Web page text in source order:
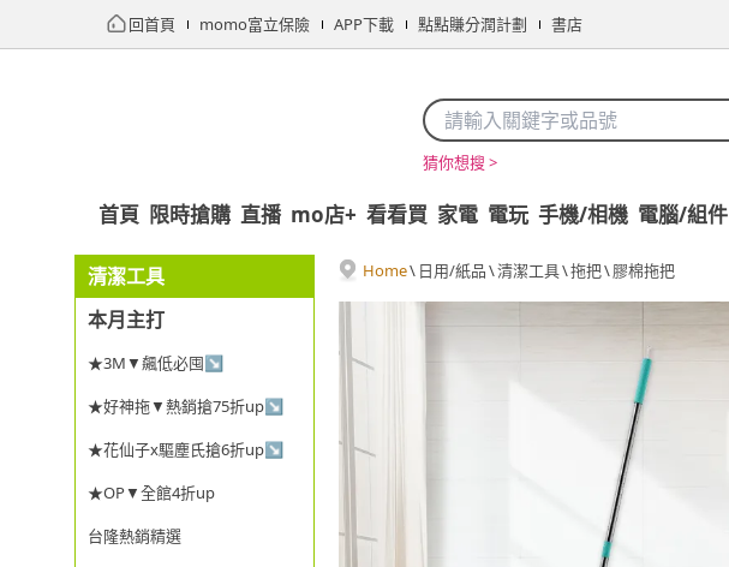
回首頁 momo富立保險 APP下載 點點賺分潤計劃 書店
猜你想搜 >
首頁 限時搶購 直播 mo店+ 看看買 家電 電玩 手機/相機 電腦/組件
清潔工具
本月主打
★3M▼飆低必囤↘
★好神拖▼熱銷搶75折up↘
★花仙子x驅塵氏搶6折up↘
★OP▼全館4折up
台隆熱銷精選
Home\ 日用/紙品\清潔工具\拖把\膠棉拖把